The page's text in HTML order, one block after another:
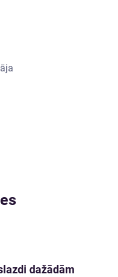
dažādām